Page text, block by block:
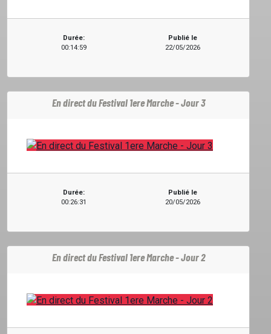
PROJETS
LOCATION STUDIO
Durée:
00:14:59
Publié le
22/05/2026
En direct du Festival 1ere Marche - Jour 3
Durée:
00:26:31
Publié le
20/05/2026
En direct du Festival 1ere Marche - Jour 2